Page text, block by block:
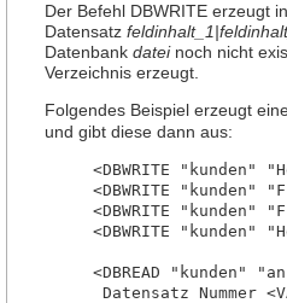
Der Befehl DBWRITE erzeugt
Datensatz
Datenbank dateinoch nicht
Verzeichnis erzeugt.
Folgendes Beispiel erzeugt
und gibt diese dann aus:
<DBWRITE "kunden"
<DBWRITE "kunden"
<DBWRITE "kunden"
<DBWRITE "kunden"
<DBREAD "kunden"
Datensatz Nummer